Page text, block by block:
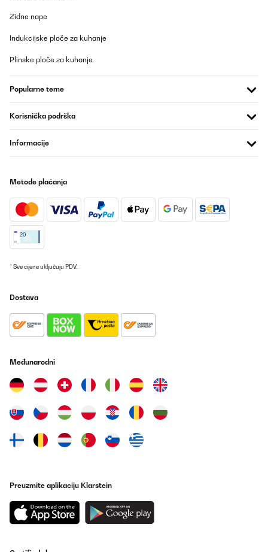
Zidne nape
Indukcijske ploče za kuhanje
Plinske ploče za kuhanje
Popularne teme
Korisnička podrška
Informacije
Metode plaćanja
* Sve cijene uključuju PDV.
Dostava
Međunarodni
Preuzmite aplikaciju Klarstein